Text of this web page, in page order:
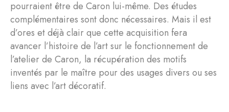
pourraient être de Caron lui-même. Des études
complémentaires sont donc nécessaires. Mais il est
d’ores et déjà clair que cette acquisition fera
avancer l’histoire de l’art sur le fonctionnement de
l’atelier de Caron, la récupération des motifs
inventés par le maître pour des usages divers ou ses
liens avec l’art décoratif.